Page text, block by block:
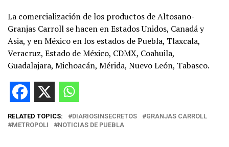
La comercialización de los productos de Altosano-
Granjas Carroll se hacen en Estados Unidos, Canadá y
Asia, y en México en los estados de Puebla, Tlaxcala,
Veracruz, Estado de México, CDMX, Coahuila,
Guadalajara, Michoacán, Mérida, Nuevo León, Tabasco.
RELATED TOPICS: DIARIOSINSECRETOS
GRANJAS CARROLL
METROPOLI
NOTICIAS DE PUEBLA